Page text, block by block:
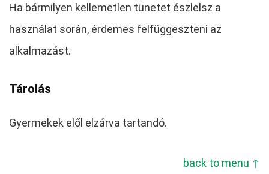
Ha bármilyen kellemetlen tünetet észlelsz a
használat során, érdemes felfüggeszteni az
alkalmazást.
Tárolás
Gyermekek elől elzárva tartandó.
back to menu ↑